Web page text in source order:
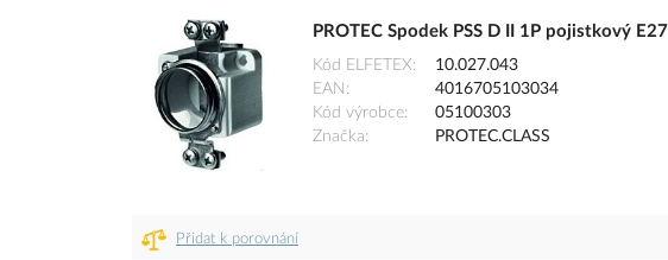
PROTEC Spodek PSS D II 1P pojistkový E27
Kód ELFETEX
10.027.043
EAN
4016705103034
Kód výrobce
05100303
Značka
PROTEC.CLASS
Přidat k porovnání